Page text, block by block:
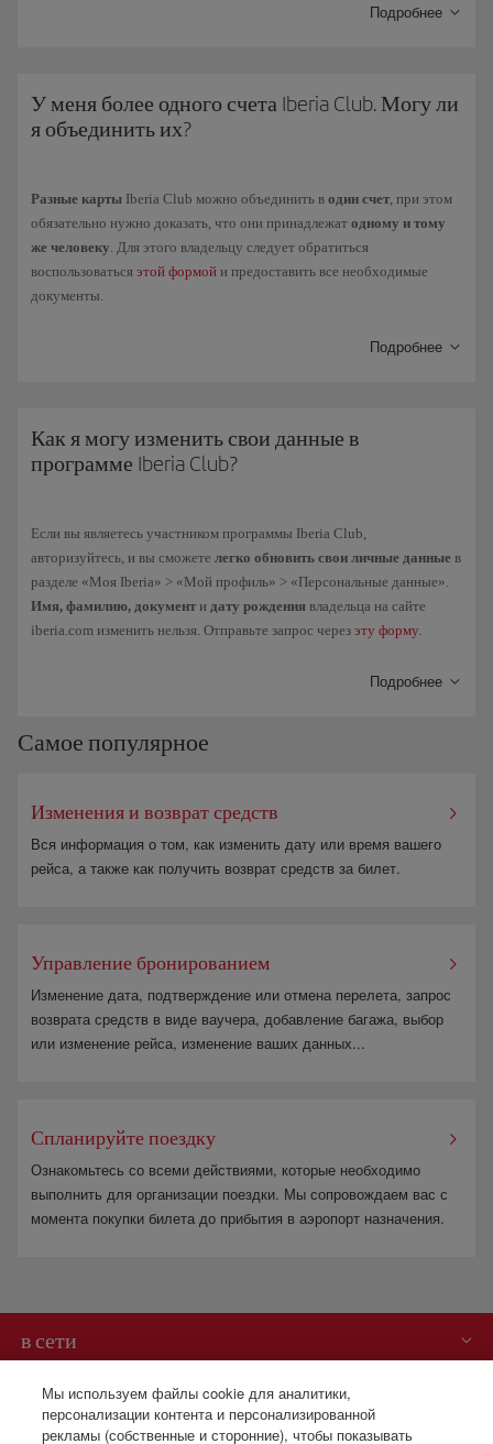
персональную картуIberia Club Kidsс теми же преимуществами,
что и карта Clasica, и со специальными предложениями наших
летнеобходимо заполнить ту же форму регистрацииIberia Club
Kids, которая необходима для детей младшего возраста.
Kids, которая необходима для детей младшего возраста.Подробнее
У меня более одного счета Iberia Club. Могу ли
я объединить их?
Разные карты Iberia Club можно объединить в один счет, при этом
обязательно нужно доказать, что они принадлежат одному и тому
же человеку. Для этого владельцу следует обратиться
воспользоваться этой формой и предоставить все необходимые
документы.
Подробнее
Как я могу изменить свои данные в
программе Iberia Club?
Если вы являетесь участником программы Iberia Club,
авторизуйтесь, и вы сможете легко обновить свои личные данные в
разделе «Моя Iberia» > «Мой профиль» > «Персональные данные».
Имя, фамилию, документ и дату рождения владельца на сайте
iberia.com изменить нельзя. Отправьте запрос через эту форму.
Подробнее
Самое популярное
Изменения и возврат средств
Вся информация о том, как изменить дату или время вашего
рейса, а также как получить возврат средств за билет.
Управление бронированием
Изменение дата, подтверждение или отмена перелета, запрос
возврата средств в виде ваучера, добавление багажа, выбор
или изменение рейса, изменение ваших данных...
Спланируйте поездку
Ознакомьтесь со всеми действиями, которые необходимо
выполнить для организации поездки. Мы сопровождаем вас с
момента покупки билета до прибытия в аэропорт назначения.
в сети
Вам может быть интересно
Мы используем файлы cookie для аналитики,
персонализации контента и персонализированной
рекламы (собственные и сторонние), чтобы показывать